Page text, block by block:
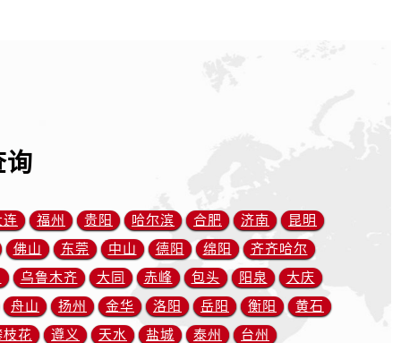
询
连 福州 贵阳 哈尔滨 合肥 济南
昆明
佛山
东莞 中山 德阳 绵阳
齐齐哈尔
乌鲁木齐 大同 赤峰 包头 阳泉
大庆
舟山
扬州 金华 洛阳 岳阳 衡阳
黄石
枝花
遵义 天水 盐城 泰州 台州